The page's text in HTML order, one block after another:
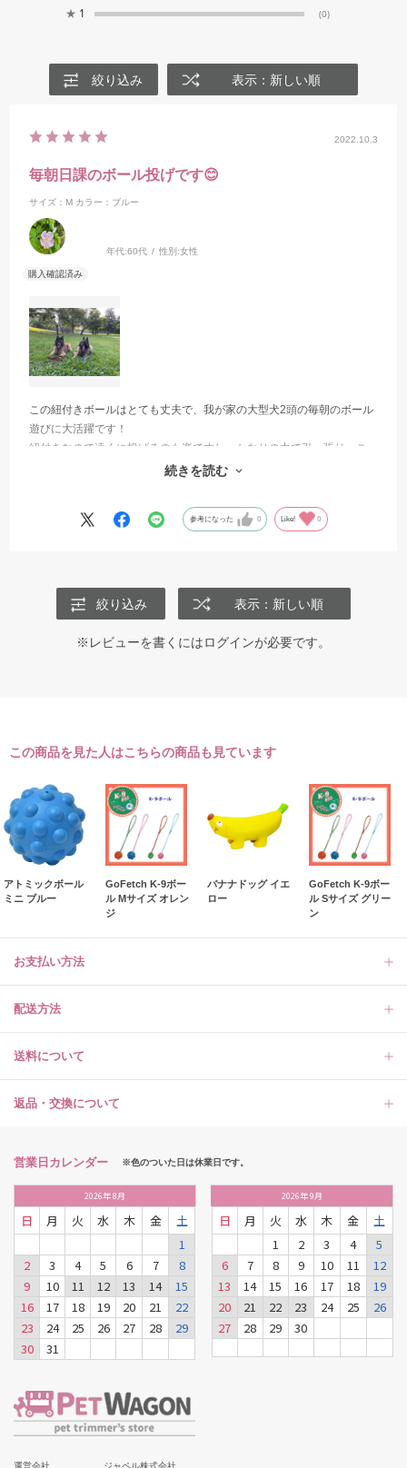
★ 1 (0)
絞り込み 表示：新しい順
2022.10.3
毎朝日課のボール投げです😊
サイズ：M カラー：ブルー
年代:60代 性別:女性
この紐付きボールはとても丈夫で、我が家の大型犬2頭の毎朝のボール
遊びに大活躍です！
紐付きなので遠くに投げるのも楽ですし、かなりの力で引っ張りっこ
をしても紐が切れる事もないので 思い切り遊ぶ事が出来、何度もリ
続きを読む
参考になった 0 Like! 0
絞り込み 表示：新しい順
※レビューを書くにはログインが必要です。
この商品を見た人はこちらの商品も見ています
アトミックボール
ミニ ブルー
GoFetch K-9ボー
ル Mサイズ オレン
ジ
バナナドッグ イエ
ロー
GoFetch K-9ボー
ル Sサイズ グリー
ン
お支払い方法
配送方法
送料について
返品・交換について
営業日カレンダー ※色のついた日は休業日です。
2026年8月
日 月 火 水 木 金
土
1
2
3 4 5 6 7
8
9
10 11 12 13 14
15
16
17 18 19 20 21
22
23
24 25 26 27 28
29
30
31
2026年9月
日 月 火 水 木 金
土
1
2 3 4
5
6
7 8 9 10 11
12
13
14 15 16 17 18
19
20
21 22 23 24 25
26
27
28 29 30
運営会社 ジャペル株式会社